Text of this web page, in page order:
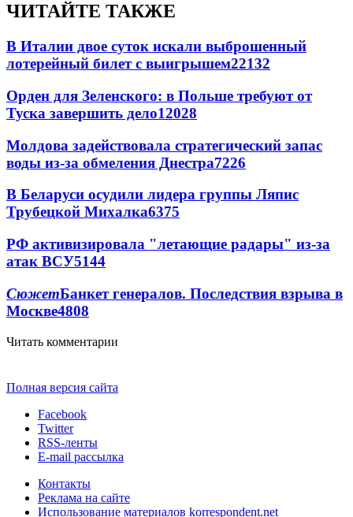
ЧИТАЙТЕ ТАКЖЕ
В Италии двое суток искали выброшенный
лотерейный билет с выигрышем22132
Орден для Зеленского: в Польше требуют от
Туска завершить дело12028
Молдова задействовала стратегический запас
воды из-за обмеления Днестра7226
В Беларуси осудили лидера группы Ляпис
Трубецкой Михалка6375
РФ активизировала "летающие радары" из-за
атак ВСУ5144
СюжетБанкет генералов. Последствия взрыва в
Москве4808
Читать комментарии
Полная версия сайта
Facebook
Twitter
RSS-ленты
E-mail рассылка
Контакты
Реклама на сайте
Использование материалов korrespondent.net